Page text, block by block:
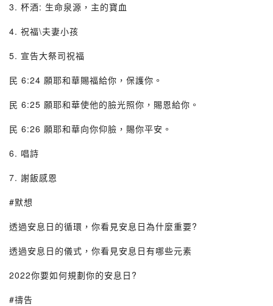
3. 杯酒: 生命泉源，主的寶血
4. 祝福\夫妻小孩
5. 宣告大祭司祝福
民 6:24 願耶和華賜福給你，保護你。
民 6:25 願耶和華使他的臉光照你，賜恩給你。
民 6:26 願耶和華向你仰臉，賜你平安。
6. 唱詩
7. 謝飯感恩
#默想
透過安息日的循環，你看見安息日為什麼重要?
透過安息日的儀式，你看見安息日有哪些元素
2022你要如何規劃你的安息日?
#禱告